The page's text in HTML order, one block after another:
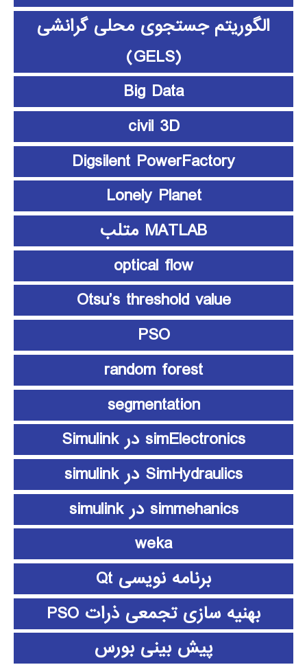
الگوریتم جستجوی محلی گرانشی
(GELS)
Big Data
civil 3D
Digsilent PowerFactory
Lonely Planet
MATLAB متلب
optical flow
Otsu’s threshold value
PSO
random forest
segmentation
simElectronics در Simulink
SimHydraulics در simulink
simmehanics در simulink
weka
برنامه نویسی Qt
بهنیه سازی تجمعی ذرات PSO
پیش بینی بورس